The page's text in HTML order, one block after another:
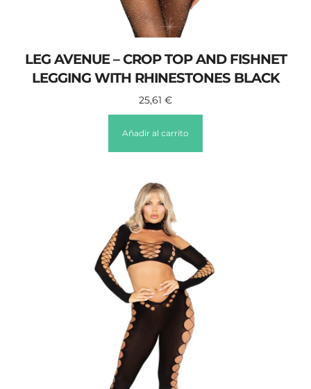
LEG AVENUE – CROP TOP AND FISHNET
LEGGING WITH RHINESTONES BLACK
25,61 €
Añadir al carrito